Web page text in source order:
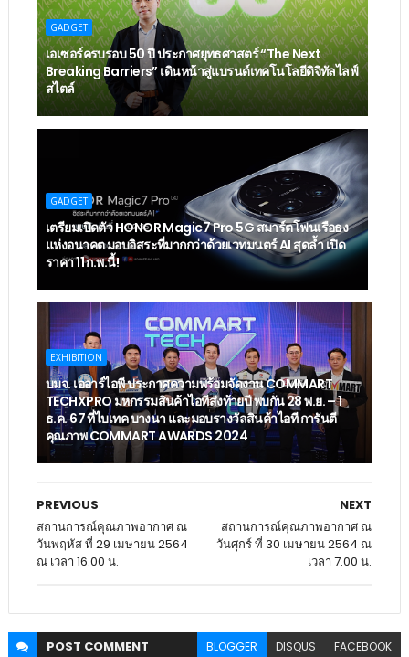
GADGET
เอเซอร์ครบรอบ 50 ปี ประกาศยุทธศาสตร์ “The Next
Breaking Barriers” เดินหน้าสู่แบรนด์เทคโนโลยีดิจิทัลไลฟ์
สไตล์
GADGET
เตรียมเปิดตัว HONOR Magic7 Pro 5G สมาร์ตโฟนเรือธง
แห่งอนาคต มอบอิสระที่มากกว่าด้วยเวทมนตร์ AI สุดล้ำ เปิด
ราคา 11 ก.พ.นี้!
EXHIBITION
บมจ. เออาร์ไอพี ประกาศความพร้อมจัดงาน COMMART
TECHXPRO มหกรรมสินค้าไอทีส่งท้ายปี พบกัน 28 พ.ย. – 1
ธ.ค. 67 ที่ไบเทค บางนา และมอบรางวัลสินค้าไอที การันตี
คุณภาพ COMMART AWARDS 2024
NEXT
สถานการณ์คุณภาพอากาศ ณ
วันศุกร์ ที่ 30 เมษายน 2564 ณ
เวลา 7.00 น.
PREVIOUS
สถานการณ์คุณภาพอากาศ ณ
วันพฤหัส ที่ 29 เมษายน 2564
ณ เวลา 16.00 น.
POST COMMENT BLOGGER DISQUS FACEBOOK